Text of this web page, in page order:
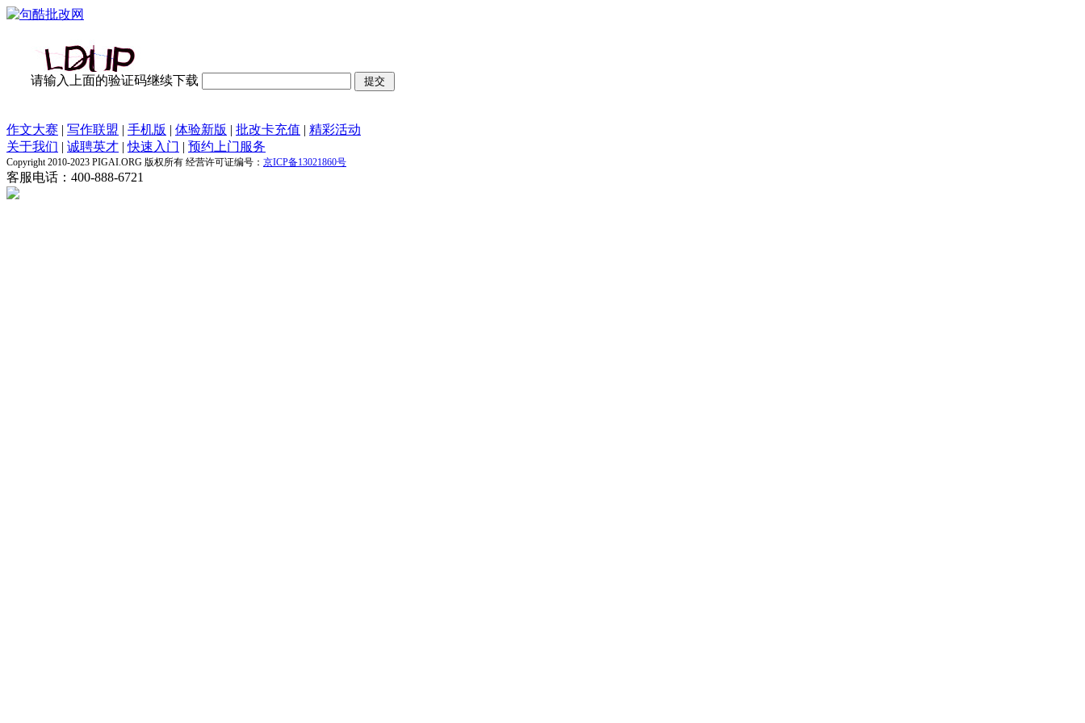
请输入上面的验证码继续下载
作文大赛 | 写作联盟 | 手机版 | 体验新版 | 批改卡充值 | 精彩活动
关于我们 | 诚聘英才 |快速入门 | 预约上门服务
Copyright 2010-2023 PIGAI.ORG 版权所有 经营许可证编号： 京ICP备13021860号
客服电话：400-888-6721